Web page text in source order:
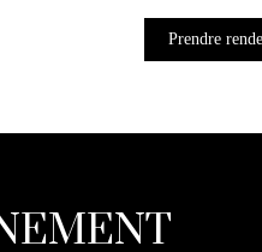
Prendre